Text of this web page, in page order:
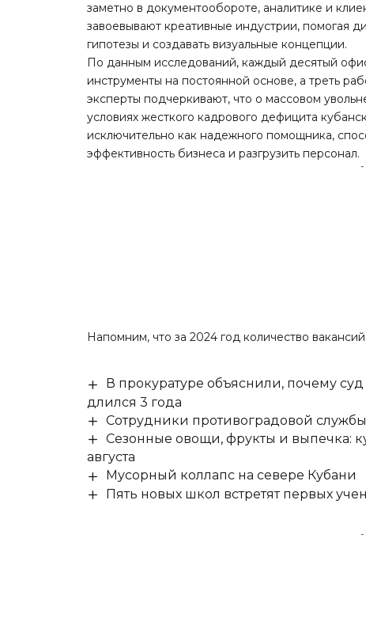
заметно в документообороте, аналитике и
завоевывают креативные индустрии, помогая
гипотезы и создавать визуальные концепции.
По данным исследований, каждый десятый
инструменты на постоянной основе, а треть
эксперты подчеркивают, что о массовом
условиях жесткого кадрового дефицита
исключительно как надежного помощника,
эффективность бизнеса и разгрузить персонал.
Напомним, что за 2024 год количество
В прокуратуре объяснили, почему
длился 3 года
Сотрудники противоградовой
Сезонные овощи, фрукты и выпечка:
августа
Мусорный коллапс на севере Кубани
Пять новых школ встретят первых